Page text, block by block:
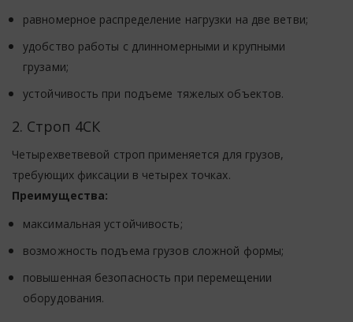
равномерное распределение нагрузки на две ветви;
удобство работы с длинномерными и крупными
грузами;
устойчивость при подъеме тяжелых объектов.
2. Строп 4СК
Четырехветвевой строп применяется для грузов,
требующих фиксации в четырех точках.
Преимущества:
максимальная устойчивость;
возможность подъема грузов сложной формы;
повышенная безопасность при перемещении
оборудования.